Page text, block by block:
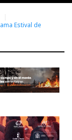
Estival de